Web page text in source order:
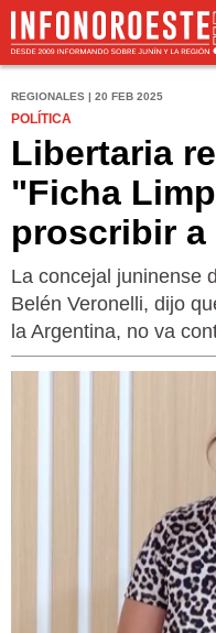
REGIONALES | 20 FEB 2025
POLÍTICA
Libertaria
"Ficha
proscribir
La concejal juninense
Belén Veronelli, dijo
la Argentina, no va